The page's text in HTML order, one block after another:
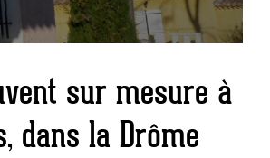
sur mesure à
dans la Drôme